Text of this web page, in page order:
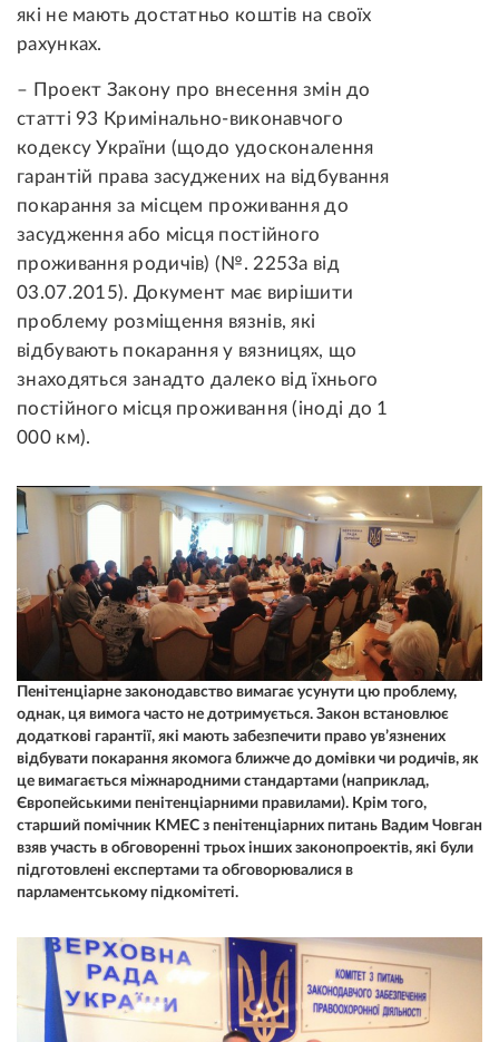
які не мають достатньо коштів на своїх
рахунках.
– Проект Закону про внесення змін до
статті 93 Кримінально-виконавчого
кодексу України (щодо удосконалення
гарантій права засуджених на відбування
покарання за місцем проживання до
засудження або місця постійного
проживання родичів) (№. 2253а від
03.07.2015). Документ має вирішити
проблему розміщення вязнів, які
відбувають покарання у вязницях, що
знаходяться занадто далеко від їхнього
постійного місця проживання (іноді до 1
000 км).
Пенітенціарне законодавство вимагає усунути цю проблему,
однак, ця вимога часто не дотримується. Закон встановлює
додаткові гарантії, які мають забезпечити право ув’язнених
відбувати покарання якомога ближче до домівки чи родичів, як
це вимагається міжнародними стандартами (наприклад,
Європейськими пенітенціарними правилами). Крім того,
старший помічник КМЕС з пенітенціарних питань Вадим Човган
взяв участь в обговоренні трьох інших законопроектів, які були
підготовлені експертами та обговорювалися в
парламентському підкомітеті.